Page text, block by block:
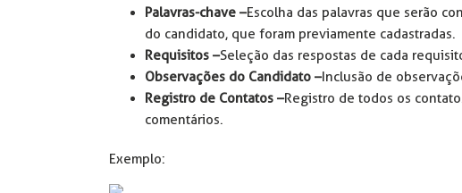
Palavras-chave –Escolha das palavras que serão
do candidato, que foram previamente cadastradas.
Requisitos –Seleção das respostas de cada
Observações do Candidato –Inclusão de
Registro de Contatos –Registro de todos os
comentários.
Exemplo: